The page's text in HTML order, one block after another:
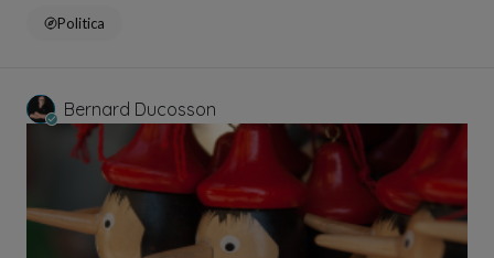
Politica
Bernard Ducosson